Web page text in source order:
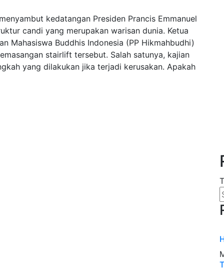
kedatangan Presiden Prancis Emmanuel
candi yang merupakan warisan dunia. Ketua
Mahasiswa Buddhis Indonesia (PP Hikmahbudhi)
stairlift tersebut. Salah satunya, kajian
yang dilakukan jika terjadi kerusakan. Apakah